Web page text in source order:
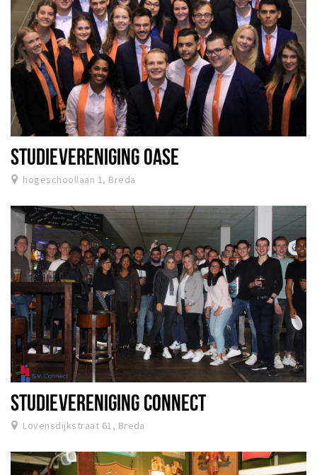
STUDIEVERENIGING OASE
hogeschoollaan 1, Breda
STUDIEVERENIGING CONNECT
Lovensdijkstraat 61, Breda